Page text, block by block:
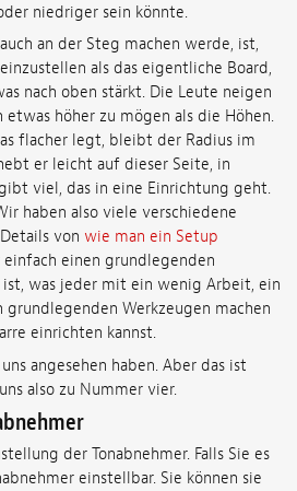
niedriger sein könnte.
an der Steg machen werde, ist,
als das eigentliche Board,
nach oben stärkt. Die Leute neigen
etwas höher zu mögen als die Höhen.
flacher legt, bleibt der Radius im
er leicht auf dieser Seite, in
viel, das in eine Einrichtung geht.
haben also viele verschiedene
von wie man ein Setup
einen grundlegenden
ist, was jeder mit ein wenig Arbeit, ein
Werkzeugen machen
einrichten kannst.
angesehen haben. Aber das ist
also zu Nummer vier.
der Tonabnehmer. Falls Sie es
einstellbar. Sie können sie